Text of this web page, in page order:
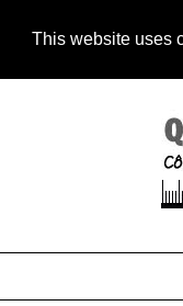
This website uses